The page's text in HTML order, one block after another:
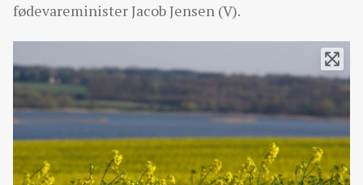
fødevareminister Jacob Jensen (V).